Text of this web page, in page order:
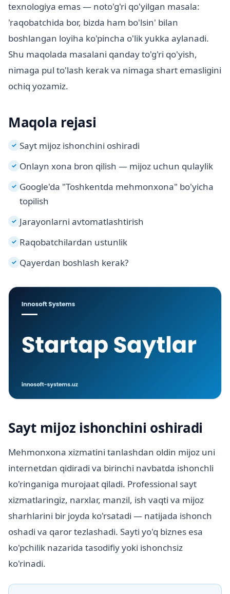
texnologiya emas — noto'g'ri qo'yilgan masala:
'raqobatchida bor, bizda ham bo'lsin' bilan
boshlangan loyiha ko'pincha o'lik yukka aylanadi.
Shu maqolada masalani qanday to'g'ri qo'yish,
nimaga pul to'lash kerak va nimaga shart emasligini
ochiq yozamiz.
Maqola rejasi
✓ Sayt mijoz ishonchini oshiradi
✓ Onlayn xona bron qilish — mijoz uchun qulaylik
✓ Google'da "Toshkentda mehmonxona" bo'yicha
topilish
✓ Jarayonlarni avtomatlashtirish
✓ Raqobatchilardan ustunlik
✓ Qayerdan boshlash kerak?
Sayt mijoz ishonchini oshiradi
Mehmonxona xizmatini tanlashdan oldin mijoz uni
internetdan qidiradi va birinchi navbatda ishonchli
ko'ringaniga murojaat qiladi. Professional sayt
xizmatlaringiz, narxlar, manzil, ish vaqti va mijoz
sharhlarini bir joyda ko'rsatadi — natijada ishonch
oshadi va qaror tezlashadi. Sayti yo'q biznes esa
ko'pchilik nazarida tasodifiy yoki ishonchsiz
ko'rinadi.